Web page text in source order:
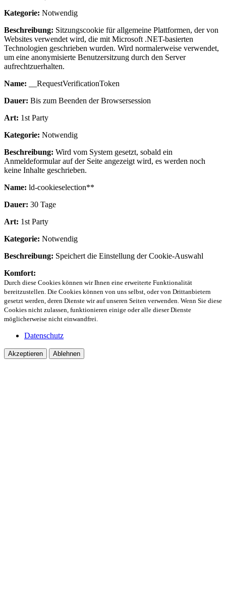
Kategorie: Notwendig
Beschreibung: Sitzungscookie für allgemeine Plattformen, der von
Websites verwendet wird, die mit Microsoft .NET-basierten
Technologien geschrieben wurden. Wird normalerweise verwendet,
um eine anonymisierte Benutzersitzung durch den Server
aufrechtzuerhalten.
Name: __RequestVerificationToken
Dauer: Bis zum Beenden der Browsersession
Art: 1st Party
Kategorie: Notwendig
Beschreibung: Wird vom System gesetzt, sobald ein
Anmeldeformular auf der Seite angezeigt wird, es werden noch
keine Inhalte geschrieben.
Name: ld-cookieselection**
Dauer: 30 Tage
Art: 1st Party
Kategorie: Notwendig
Beschreibung: Speichert die Einstellung der Cookie-Auswahl
Komfort:
Durch diese Cookies können wir Ihnen eine erweiterte Funktionalität
bereitzustellen. Die Cookies können von uns selbst, oder von Drittanbietern
gesetzt werden, deren Dienste wir auf unseren Seiten verwenden. Wenn Sie diese
Cookies nicht zulassen, funktionieren einige oder alle dieser Dienste
möglicherweise nicht einwandfrei.
Datenschutz
Akzeptieren Ablehnen